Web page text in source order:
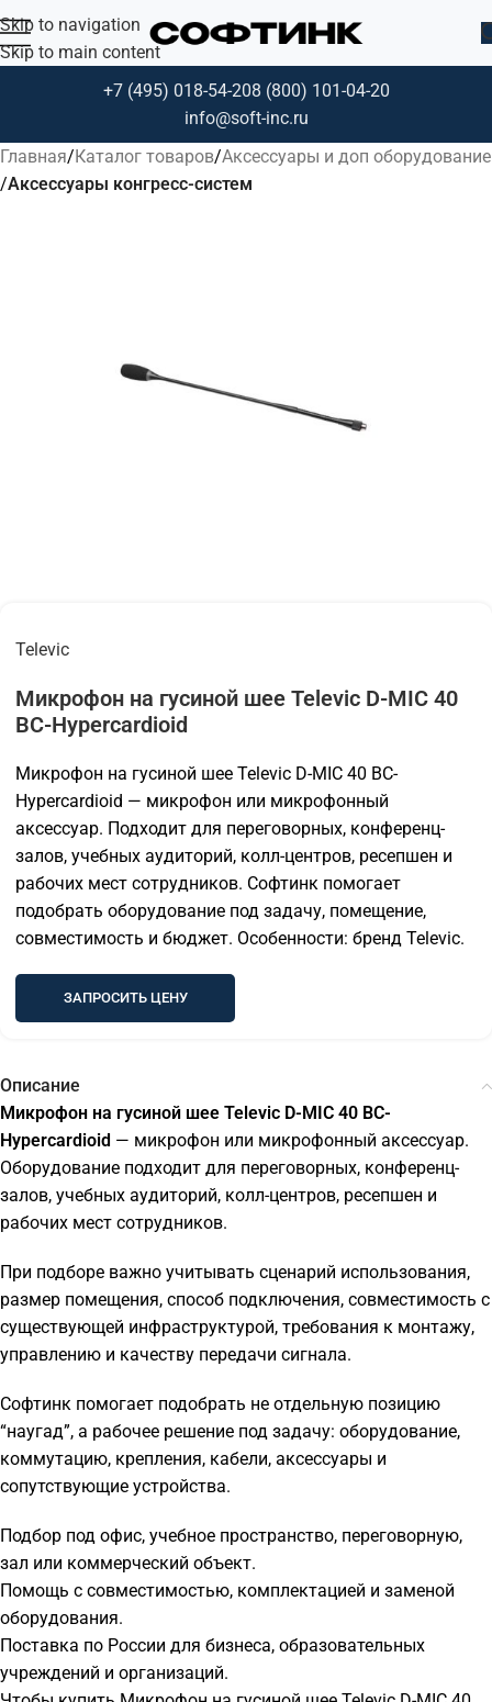
Skip to navigation
Skip to main content
+7 (495) 018-54-208 (800) 101-04-20
info@soft-inc.ru
Главная Каталог товаров Аксессуары и доп оборудование
Аксессуары конгресс-систем
Televic
Микрофон на гусиной шее Televic D-MIC 40
BC-Hypercardioid
Микрофон на гусиной шее Televic D-MIC 40 BC-
Hypercardioid — микрофон или микрофонный
аксессуар. Подходит для переговорных, конференц-
залов, учебных аудиторий, колл-центров, ресепшен и
рабочих мест сотрудников. Софтинк помогает
подобрать оборудование под задачу, помещение,
совместимость и бюджет. Особенности: бренд Televic.
ЗАПРОСИТЬ ЦЕНУ
Описание
Микрофон на гусиной шее Televic D-MIC 40 BC-
Hypercardioid — микрофон или микрофонный аксессуар.
Оборудование подходит для переговорных, конференц-
залов, учебных аудиторий, колл-центров, ресепшен и
рабочих мест сотрудников.
При подборе важно учитывать сценарий использования,
размер помещения, способ подключения, совместимость с
существующей инфраструктурой, требования к монтажу,
управлению и качеству передачи сигнала.
Софтинк помогает подобрать не отдельную позицию
“наугад”, а рабочее решение под задачу: оборудование,
коммутацию, крепления, кабели, аксессуары и
сопутствующие устройства.
Подбор под офис, учебное пространство, переговорную,
зал или коммерческий объект.
Помощь с совместимостью, комплектацией и заменой
оборудования.
Поставка по России для бизнеса, образовательных
учреждений и организаций.